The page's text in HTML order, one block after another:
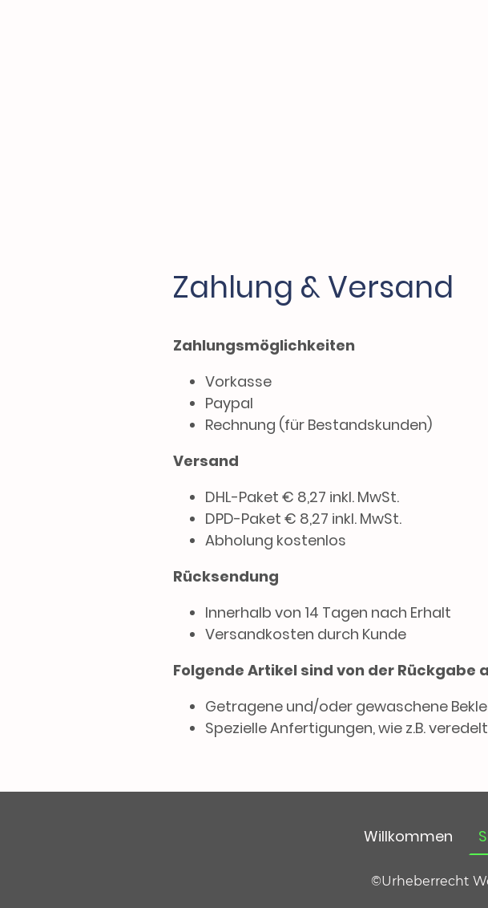
Zahlung & Versand
Zahlungsmöglichkeiten
Vorkasse
Paypal
Rechnung (für Bestandskunden)
Versand
DHL-Paket € 8,27 inkl. MwSt.
DPD-Paket € 8,27 inkl. MwSt.
Abholung kostenlos
Rücksendung
Innerhalb von 14 Tagen nach Erhalt
Versandkosten durch Kunde
Folgende Artikel sind von der Rückgabe
Getragene und/oder gewaschene
Spezielle Anfertigungen, wie z.B.
Willkommen
©Urheberrecht